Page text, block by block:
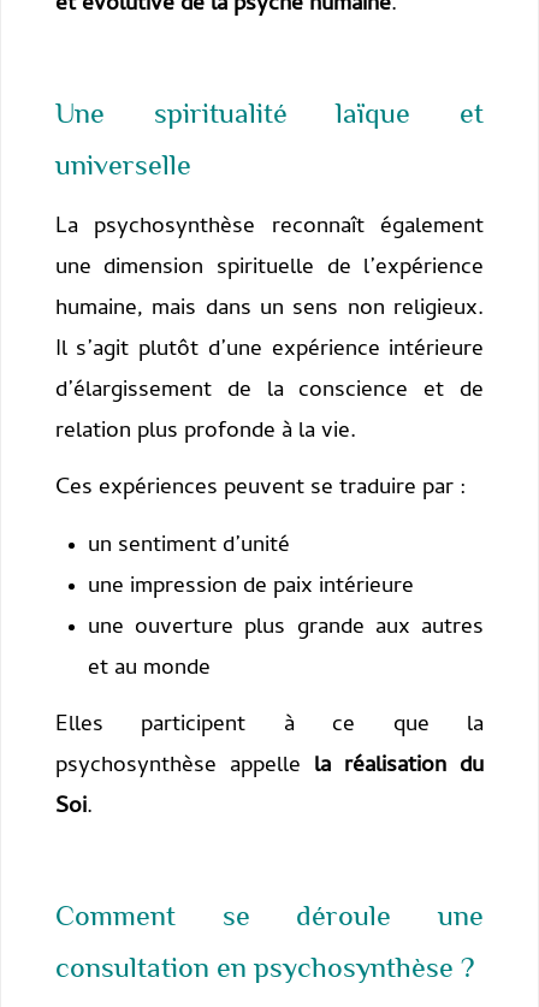
Une spiritualité laïque et
universelle
La psychosynthèse reconnaît également
une dimension spirituelle de l’expérience
humaine, mais dans un sens non religieux.
Il s’agit plutôt d’une expérience intérieure
d’élargissement de la conscience et de
relation plus profonde à la vie.
Ces expériences peuvent se traduire par :
un sentiment d’unité
une impression de paix intérieure
une ouverture plus grande aux autres
et au monde
Elles participent à ce que la
psychosynthèse appelle la réalisation du
Soi.
Comment se déroule une
consultation en psychosynthèse ?